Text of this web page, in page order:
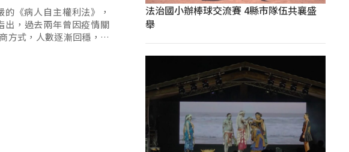
《病人自主權利法》，
出，過去兩年曾因疫情關
方式，人數逐漸回穩，根
法治國小辦棒球交流賽 4縣市隊伍共襄盛
舉